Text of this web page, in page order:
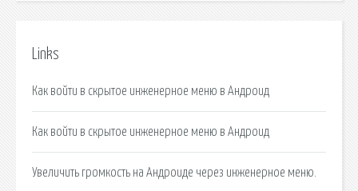
Links
Как войти в скрытое инженерное меню в Андроид
Как войти в скрытое инженерное меню в Андроид
Увеличить громкость на Андроиде через инженерное меню.